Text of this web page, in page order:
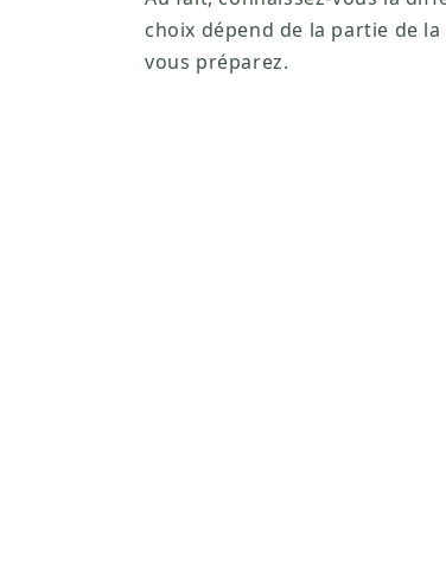
choix dépend de la partie de
vous préparez.